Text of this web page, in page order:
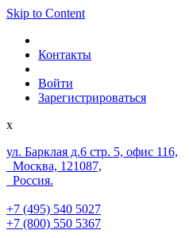
Skip to Content
Контакты
Войти
Зарегистрироваться
x
ул. Барклая д.6 стр. 5, офис 116,
Москва, 121087,
Россия.
+7 (495) 540 5027
+7 (800) 550 5367